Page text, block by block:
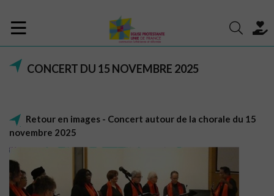
CONCERT DU 15 NOVEMBRE 2025
Retour en images - Concert autour de la chorale du 15
novembre 2025